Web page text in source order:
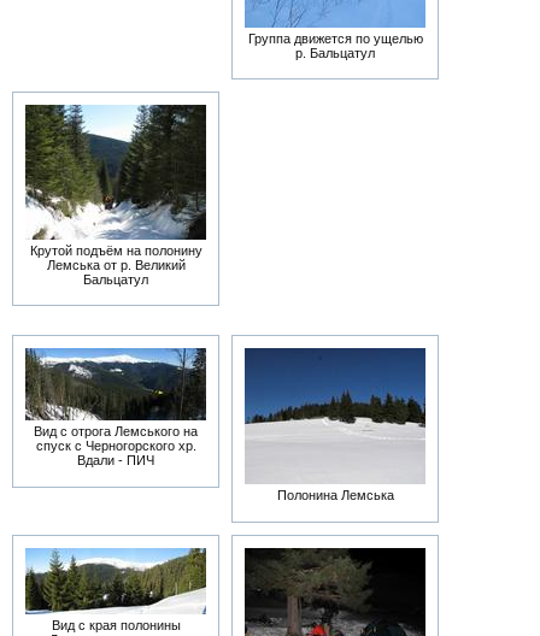
Группа движется по ущелью
р. Бальцатул
Крутой подъём на полонину
Лемська от р. Великий
Бальцатул
Вид с отрога Лемського на
спуск с Черногорского хр.
Вдали - ПИЧ
Полонина Лемська
Вид с края полонины